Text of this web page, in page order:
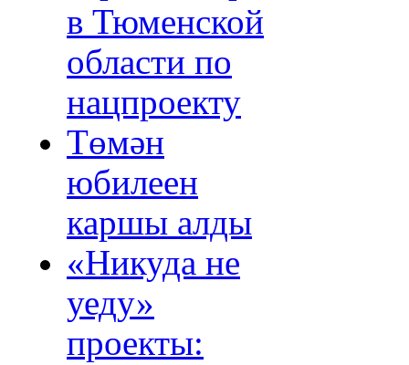
в Тюменской
области по
нацпроекту
Төмән
юбилеен
каршы алды
«Никуда не
уеду»
проекты: